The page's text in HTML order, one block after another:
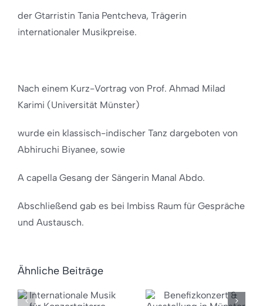
der Gtarristin Tania Pentcheva, Trägerin
internationaler Musikpreise.
Nach einem Kurz-Vortrag von Prof. Ahmad Milad
Karimi (Universität Münster)
wurde ein klassisch-indischer Tanz dargeboten von
Abhiruchi Biyanee, sowie
A capella Gesang der Sängerin Manal Abdo.
Abschließend gab es bei Imbiss Raum für Gespräche
und Austausch.
Ähnliche Beiträge
Benefizkonzert
&
Ende –